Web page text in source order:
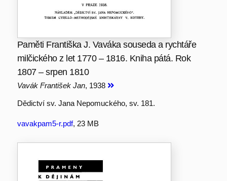
Paměti Františka J. Vaváka souseda a rychtáře
milčického z let 1770 – 1816. Kniha pátá. Rok
1807 – srpen 1810
Vavák František Jan, 1938
Dědictví sv. Jana Nepomuckého, sv. 181.
vavakpam5-r.pdf, 23 MB